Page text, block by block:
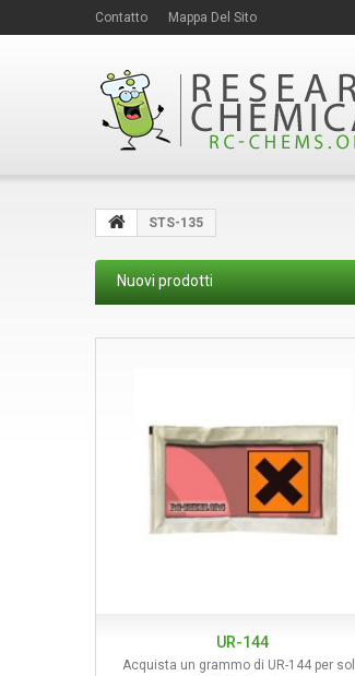
Contatto Mappa Del Sito
STS-135
Nuovi prodotti
UR-144
Acquista un grammo di UR-144 per